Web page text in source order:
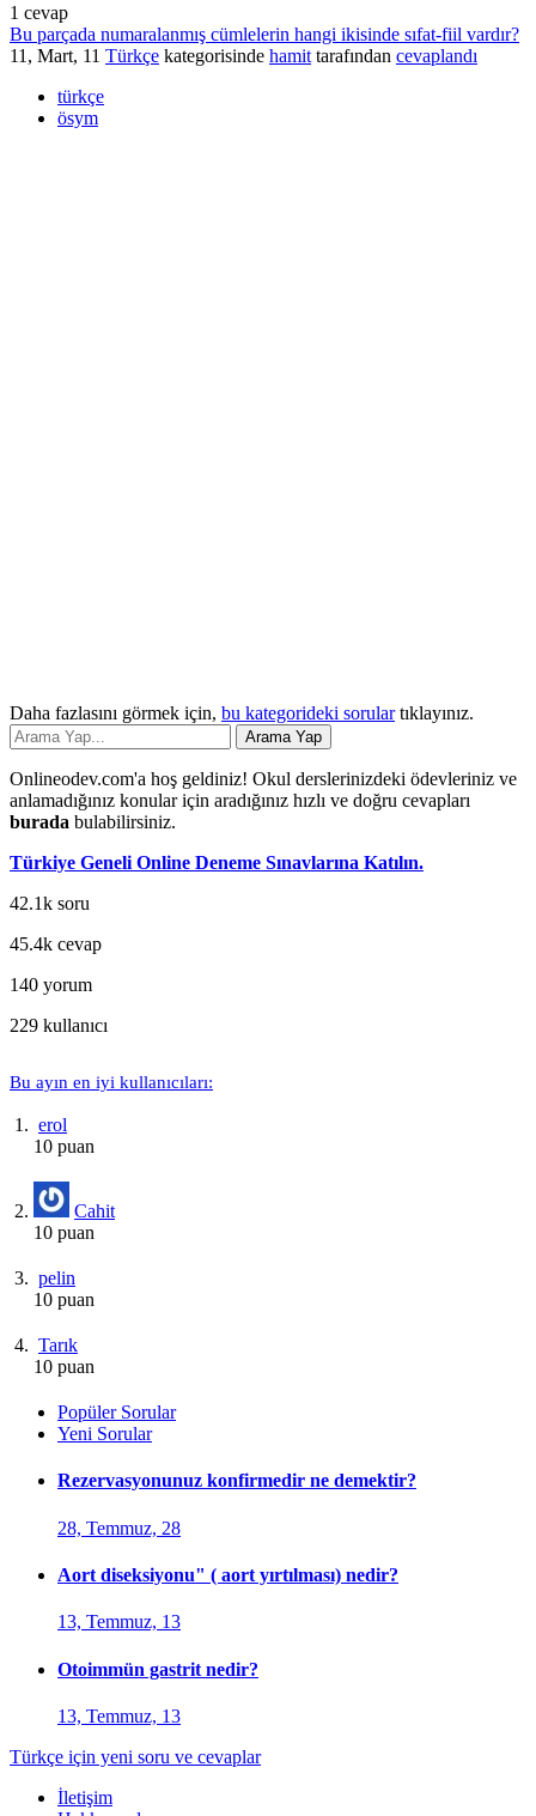
1 cevap
Bu parçada numaralanmış cümlelerin hangi ikisinde sıfat-fiil vardır?
11, Mart, 11 Türkçe kategorisinde hamit tarafından cevaplandı
türkçe
ösym
Daha fazlasını görmek için, bu kategorideki sorulartıklayınız.
Onlineodev.com'a hoş geldiniz! Okul derslerinizdeki ödevleriniz ve
anlamadığınız konular için aradığınız hızlı ve doğru cevapları
burada bulabilirsiniz.
Türkiye Geneli Online Deneme Sınavlarına Katılın.
42.1k soru
45.4k cevap
140 yorum
229 kullanıcı
Bu ayın en iyi kullanıcıları:
erol
10 puan
Cahit
10 puan
pelin
10 puan
Tarık
10 puan
Popüler Sorular
Yeni Sorular
Rezervasyonunuz konfirmedir ne demektir?
28, Temmuz, 28
Aort diseksiyonu" ( aort yırtılması) nedir?
13, Temmuz, 13
Otoimmün gastrit nedir?
13, Temmuz, 13
Türkçe için yeni soru ve cevaplar
İletişim